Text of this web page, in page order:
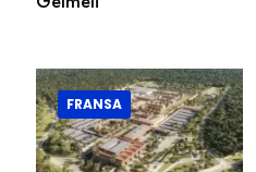
FRANSA